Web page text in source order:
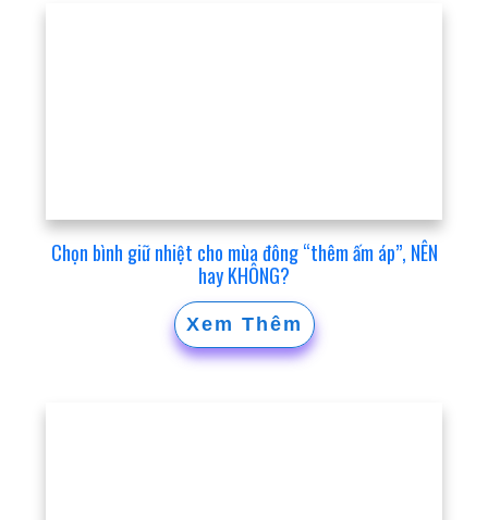
Chọn bình giữ nhiệt cho mùa đông “thêm ấm áp”, NÊN
hay KHÔNG?
Xem Thêm